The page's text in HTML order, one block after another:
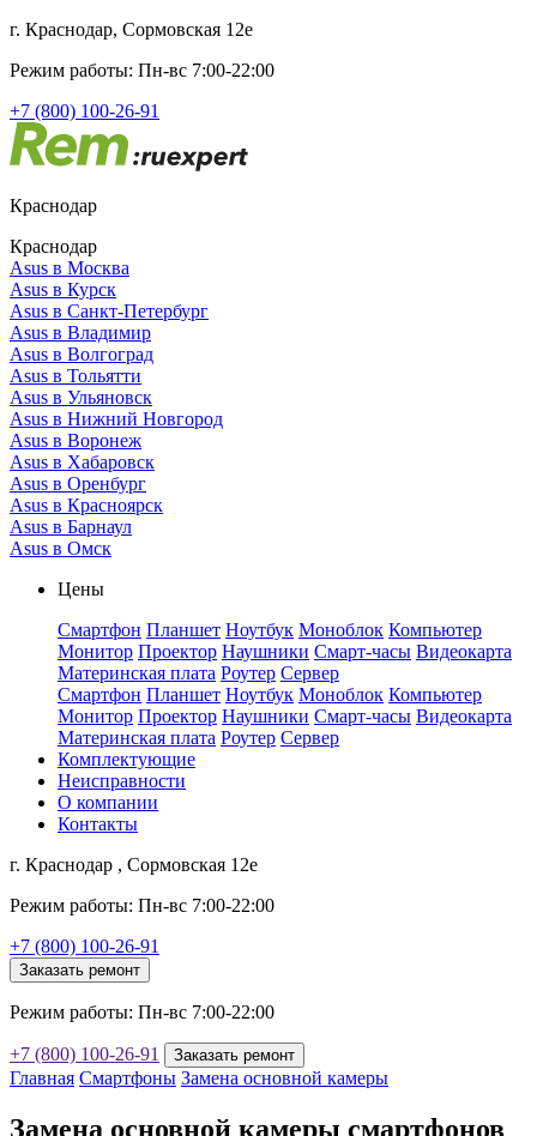
г. Краснодар, Сормовская 12е
Режим работы: Пн-вс 7:00-22:00
+7 (800) 100-26-91
Краснодар
Краснодар
Asus в Москва
Asus в Курск
Asus в Санкт-Петербург
Asus в Владимир
Asus в Волгоград
Asus в Тольятти
Asus в Ульяновск
Asus в Нижний Новгород
Asus в Воронеж
Asus в Хабаровск
Asus в Оренбург
Asus в Красноярск
Asus в Барнаул
Asus в Омск
Цены
Смартфон Планшет Ноутбук Моноблок Компьютер
Монитор Проектор Наушники Смарт-часы Видеокарта
Материнская плата Роутер Сервер
Смартфон Планшет Ноутбук Моноблок Компьютер
Монитор Проектор Наушники Смарт-часы Видеокарта
Материнская плата Роутер Сервер
Комплектующие
Неисправности
О компании
Контакты
г. Краснодар , Сормовская 12е
Режим работы: Пн-вс 7:00-22:00
+7 (800) 100-26-91
Заказать ремонт
Режим работы: Пн-вс 7:00-22:00
+7 (800) 100-26-91 Заказать ремонт
Главная Смартфоны Замена основной камеры
Замена основной камеры смартфонов